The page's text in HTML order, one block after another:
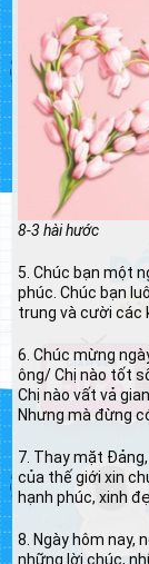
8-3 hài hước
5. Chúc bạn một
phúc. Chúc bạn
trung và cười các
6. Chúc mừng
ông/ Chị nào tốt
Chị nào vất vả
Nhưng mà đừng
7. Thay mặt
của thế giới xin
hạnh phúc, xinh
8. Ngày hôm nay,
những lời chúc,